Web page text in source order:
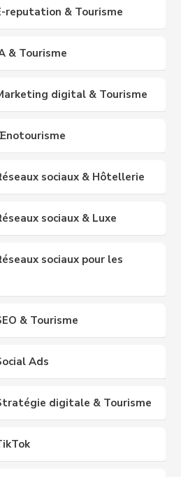
reputation & Tourisme
& Tourisme
digital & Tourisme
sociaux & Hôtellerie
sociaux & Luxe
sociaux pour les
& Tourisme
Ads
digitale & Tourisme